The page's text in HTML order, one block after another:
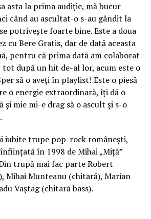
asta la prima audiție, mă bucur
când au ascultat-o s-au gândit la
potrivește foarte bine. Este a doua
cu Bere Gratis, dar de dată aceasta
pentru că prima dată am colaborat
după un hit de-al lor, acum este o
să o aveți în playlist! Este o piesă
o energie extraordinară, îți dă o
și mie mi-e drag să o ascult și s-o
iubite trupe pop-rock românești,
în 1998 de Mihai „Miță”
trupă mai fac parte Robert
Mihai Munteanu (chitară), Marian
Vaștag (chitară bass).